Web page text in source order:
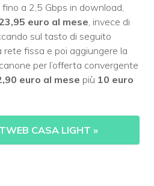
a 2,5 Gbps in download,
euro al mese, invece di
sul tasto di seguito
fissa e poi aggiungere la
per l’offerta convergente
euro al mese più 10 euro
CASA LIGHT »